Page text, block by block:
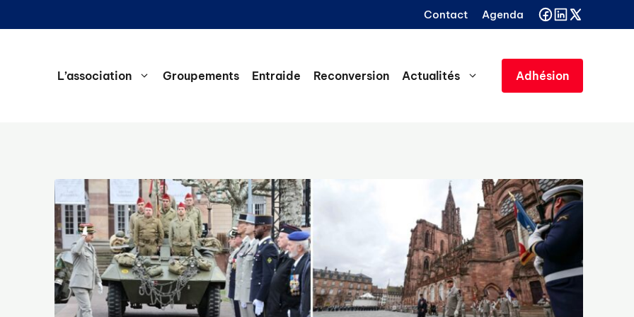
Contact Agenda
L’association Groupements Entraide Reconversion Actualités Adhésion